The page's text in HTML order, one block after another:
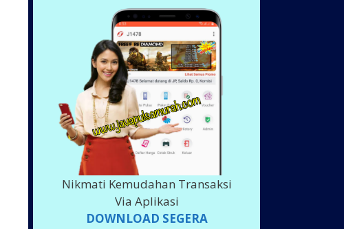
Nikmati Kemudahan Transaksi
Via Aplikasi
DOWNLOAD SEGERA